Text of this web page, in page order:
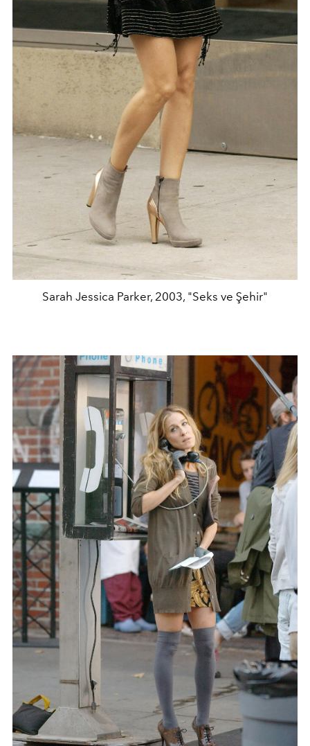
Sarah Jessica Parker, 2003, "Seks ve Şehir"